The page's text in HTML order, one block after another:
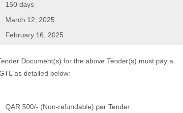
150 days
March 12, 2025
February 16, 2025
Document(s) for the above Tender(s) must pay a
as detailed below:
QAR 500/- (Non-refundable) per Tender